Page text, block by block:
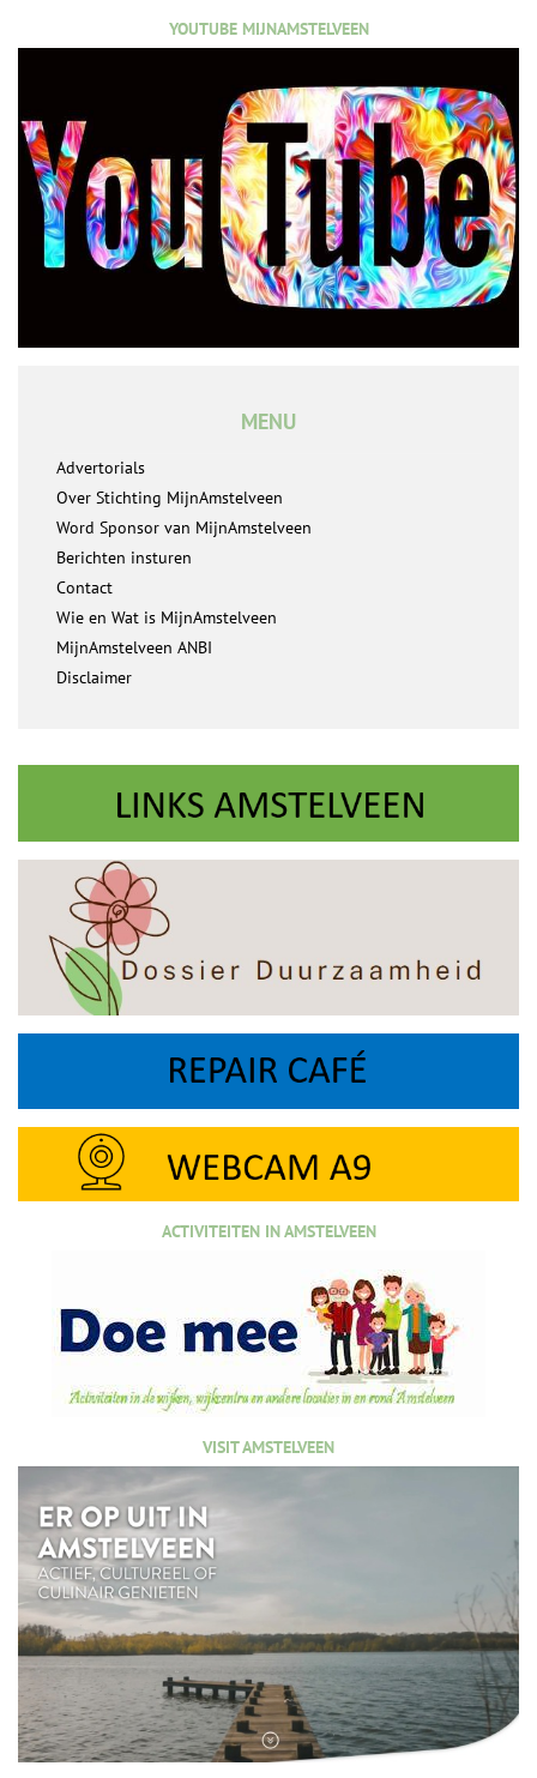
YOUTUBE MIJNAMSTELVEEN
MENU
Advertorials
Over Stichting MijnAmstelveen
Word Sponsor van MijnAmstelveen
Berichten insturen
Contact
Wie en Wat is MijnAmstelveen
MijnAmstelveen ANBI
Disclaimer
ACTIVITEITEN IN AMSTELVEEN
VISIT AMSTELVEEN